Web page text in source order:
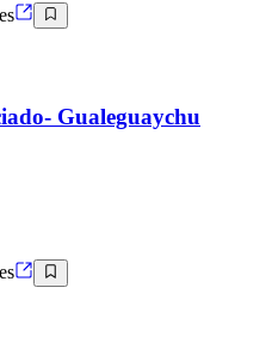
Gualeguaychu